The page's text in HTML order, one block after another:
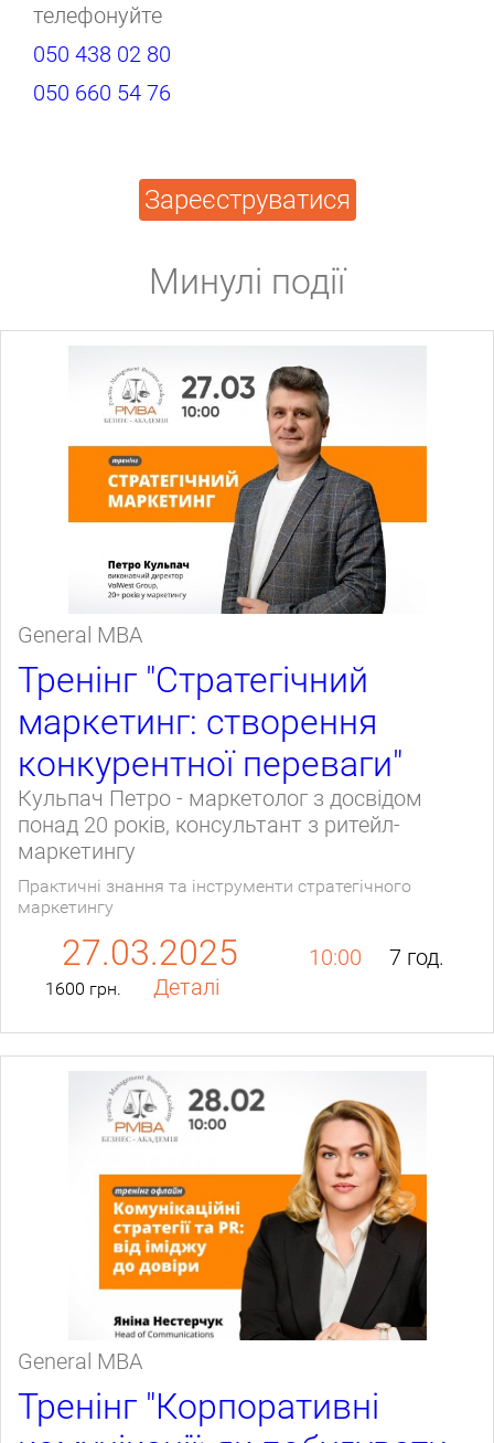
телефонуйте
050 438 02 80
050 660 54 76
Зареєструватися
Минулі події
General МВА
Тренінг "Стратегічний
маркетинг: створення
конкурентної переваги"
Кульпач Петро - маркетолог з досвідом
понад 20 років, консультант з ритейл-
маркетингу
Практичні знання та інструменти стратегічного
маркетингу
27.03.2025 10:00 7 год.
1600 грн. Деталі
General МВА
Тренінг "Корпоративні